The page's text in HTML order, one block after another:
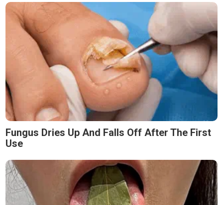
Fungus Dries Up And Falls Off After The First
Use